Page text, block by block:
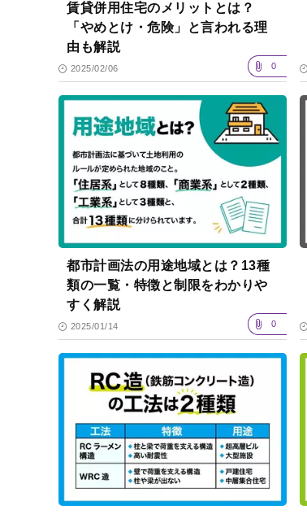
賃貸併用住宅のメリットとは？
「やめとけ・危険」と言われる理
由も解説
2025/02/06 0
都市計画法の用途地域とは？13種
類の一覧・特徴と制限をわかりや
すく解説
2025/01/14 0